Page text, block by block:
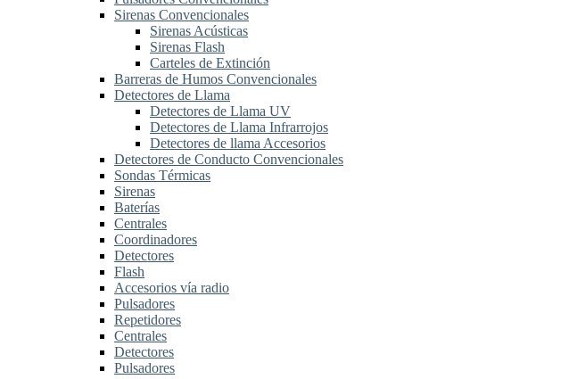
Sirenas Convencionales
Sirenas Acústicas
Sirenas Flash
Carteles de Extinción
Barreras de Humos Convencionales
Detectores de Llama
Detectores de Llama UV
Detectores de Llama Infrarrojos
Detectores de llama Accesorios
Detectores de Conducto Convencionales
Sondas Térmicas
Sirenas
Baterías
Centrales
Coordinadores
Detectores
Flash
Accesorios vía radio
Pulsadores
Repetidores
Centrales
Detectores
Pulsadores